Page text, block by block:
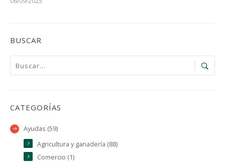
BUSCAR
CATEGORÍAS
Ayudas (59)
Agricultura y ganadería (88)
Comercio (1)